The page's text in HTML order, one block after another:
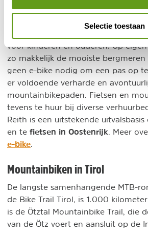
Selectie toestaan
voor kinderen en ouderen. Op
zo makkelijk de mooiste
geen e-bike nodig om een pas op
er voldoende verharde en
mountainbikepaden. Fietsen en
tevens te huur bij diverse
Reith is een uitstekende
en te fietsen in Oostenrijk. Meer
e-bike.
Mountainbiken in Tirol
De langste samenhangende MTB-
de Bike Trail Tirol, is 1.000
is de Ötztal Mountainbike Trail, die
van de Ötz voert en aansluit op de